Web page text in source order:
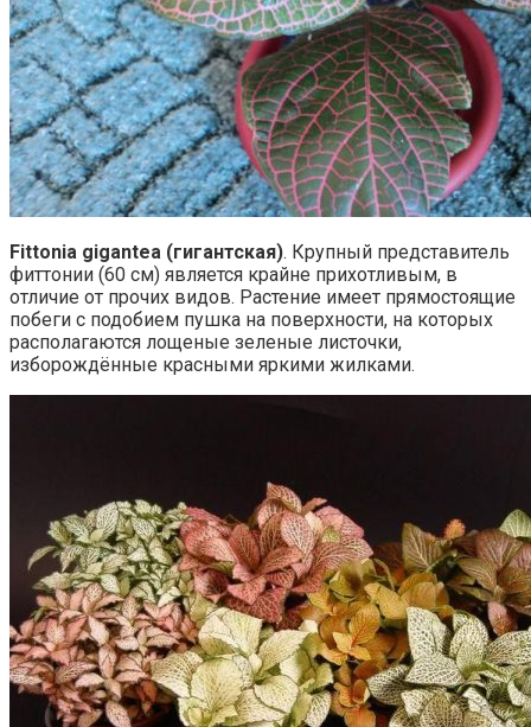
Fittonia gigantea (гигантская). Крупный представитель
фиттонии (60 см) является крайне прихотливым, в
отличие от прочих видов. Растение имеет прямостоящие
побеги с подобием пушка на поверхности, на которых
располагаются лощеные зеленые листочки,
изборождённые красными яркими жилками.